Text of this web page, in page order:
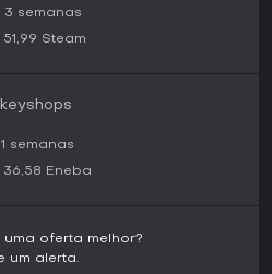
3 semanas
51,99 Steam
semanas
36,58 Eneba
uma oferta melhor?
um alerta.